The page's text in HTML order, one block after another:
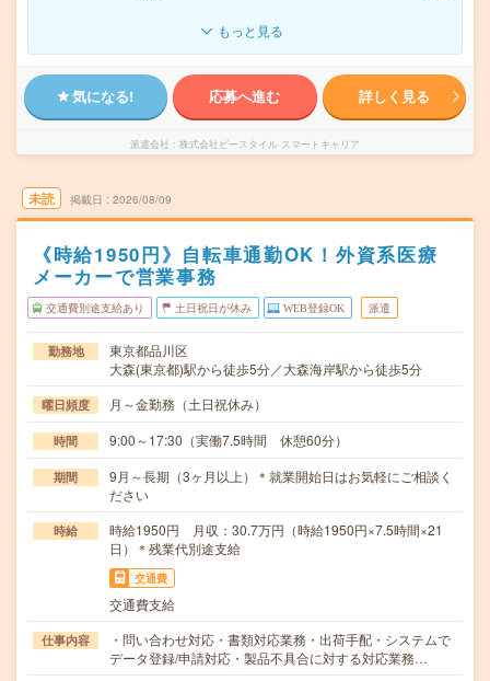
もっと見る
気になる! 応募へ進む 詳しく見る
派遣会社 株式会社ビースタイル スマートキャリア
未読 掲載日 2026/08/09
《時給1950円》自転車通勤OK！外資系医療
メーカーで営業事務
交通費別途支給あり 土日祝日が休み WEB登録OK 派遣
勤務地
東京都品川区
大森(東京都)駅から徒歩5分／大森海岸駅から徒歩5分
曜日頻度 月～金勤務（土日祝休み）
時間 9:00～17:30（実働7.5時間 休憩60分）
期間
9月～長期（3ヶ月以上）＊就業開始日はお気軽にご相談く
ださい
時給
時給1950円 月収：30.7万円（時給1950円×7.5時間×21
日）＊残業代別途支給
交通費
交通費支給
仕事内容
・問い合わせ対応・書類対応業務・出荷手配・システムで
データ登録/申請対応・製品不具合に対する対応業務…